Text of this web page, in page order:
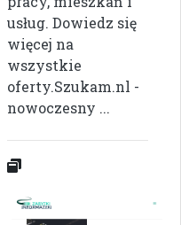
usług. Dowiedz się
więcej na
wszystkie
oferty.Szukam.nl -
nowoczesny ...